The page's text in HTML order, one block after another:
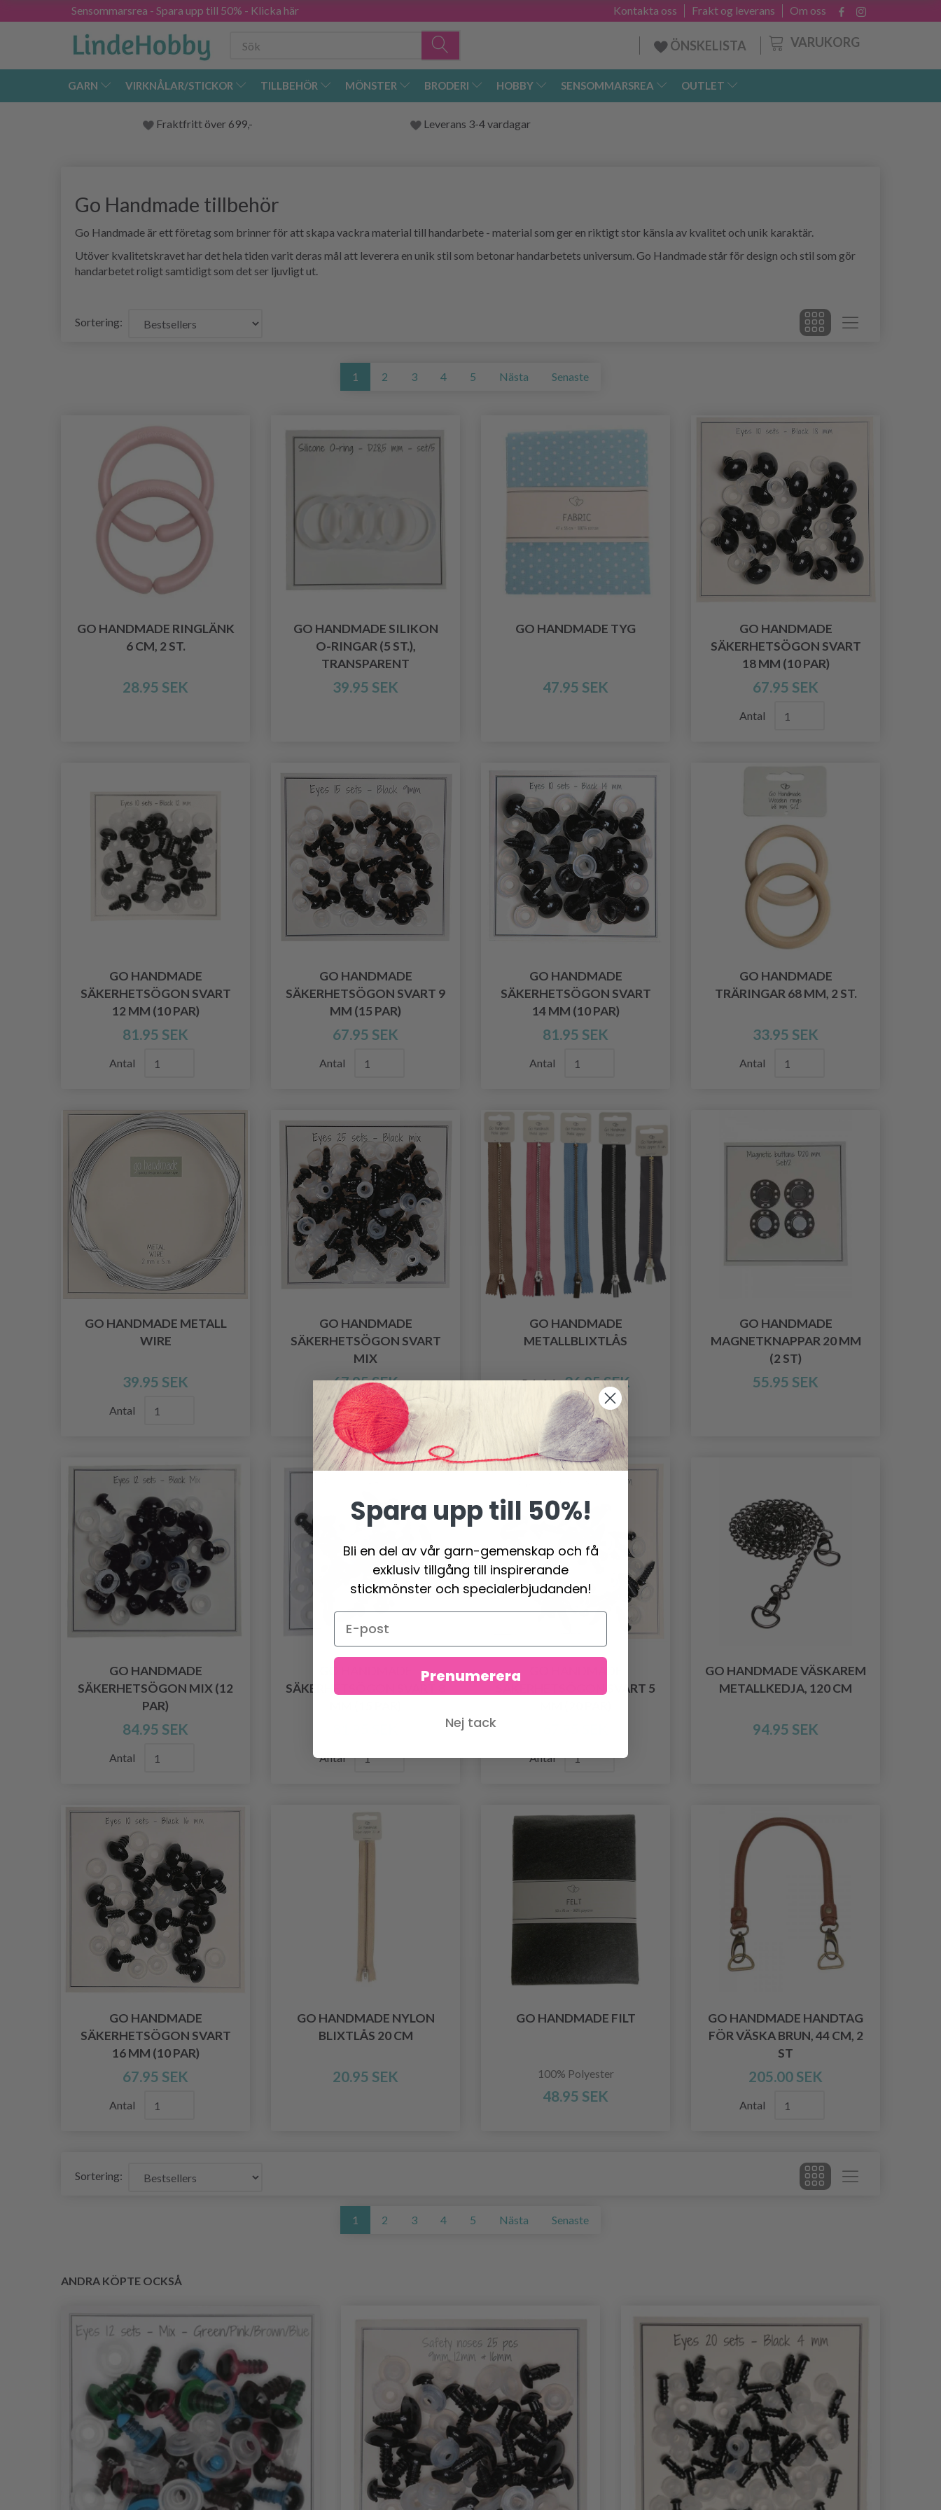
Sensommarsrea - Spara upp till 50% - Klicka här Om oss
Frakt og leverans
Kontakta oss
VARUKORG
ÖNSKELISTA
GARN VIRKNÅLAR/STICKOR TILLBEHÖR MÖNSTER BRODERI HOBBY SENSOMMARSREA OUTLET
Fraktfritt över 699,- Leverans 3-4 vardagar
Go Handmade tillbehör
Go Handmade är ett företag som brinner för att skapa vackra material till handarbete - material som ger en riktigt stor känsla av kvalitet och unik karaktär.
Utöver kvalitetskravet har det hela tiden varit deras mål att leverera en unik stil som betonar handarbetets universum. Go Handmade står för design och stil som gör
handarbetet roligt samtidigt som det ser ljuvligt ut.
Sortering:
1 2 3 4 5 Nästa Senaste
GO HANDMADE RINGLÄNK
6 CM, 2 ST.
28.95 SEK
GO HANDMADE SILIKON
O-RINGAR (5 ST.),
TRANSPARENT
39.95 SEK
GO HANDMADE TYG
47.95 SEK
GO HANDMADE
SÄKERHETSÖGON SVART
18 MM (10 PAR)
67.95 SEK
Antal
GO HANDMADE
SÄKERHETSÖGON SVART
12 MM (10 PAR)
81.95 SEK
Antal
GO HANDMADE
SÄKERHETSÖGON SVART 9
MM (15 PAR)
67.95 SEK
Antal
GO HANDMADE
SÄKERHETSÖGON SVART
14 MM (10 PAR)
81.95 SEK
Antal
GO HANDMADE
TRÄRINGAR 68 MM, 2 ST.
33.95 SEK
Antal
GO HANDMADE METALL
WIRE
39.95 SEK
Antal
GO HANDMADE
SÄKERHETSÖGON SVART
MIX
67.95 SEK
Antal
GO HANDMADE
METALLBLIXTLÅS
Pris från36.95 SEK
GO HANDMADE
MAGNETKNAPPAR 20 MM
(2 ST)
55.95 SEK
GO HANDMADE
SÄKERHETSÖGON MIX (12
PAR)
84.95 SEK
Antal
SÄKERHETSÖGON SVART 8
Antal
SÄKERHETSÖGON SVART 5
Antal
GO HANDMADE VÄSKAREM
METALLKEDJA, 120 CM
94.95 SEK
GO HANDMADE
SÄKERHETSÖGON SVART
16 MM (10 PAR)
67.95 SEK
Antal
GO HANDMADE NYLON
BLIXTLÅS 20 CM
20.95 SEK
GO HANDMADE FILT
100% Polyester
48.95 SEK
GO HANDMADE HANDTAG
FÖR VÄSKA BRUN, 44 CM, 2
ST
205.00 SEK
Antal
Sortering:
1 2 3 4 5 Nästa Senaste
ANDRA KÖPTE OCKSÅ
Spara upp till 50%!
Bli en del av vår garn-gemenskap och få
exklusiv tillgång till inspirerande
stickmönster och specialerbjudanden!
Prenumerera
Nej tack